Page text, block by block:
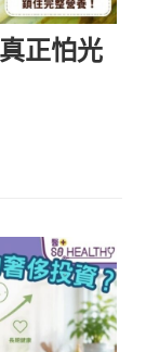
正怕光